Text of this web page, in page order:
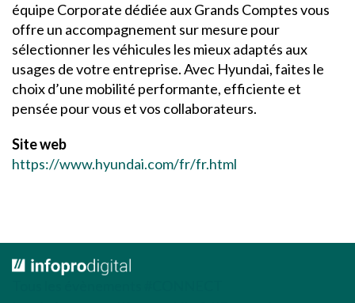
équipe Corporate dédiée aux Grands Comptes vous
offre un accompagnement sur mesure pour
sélectionner les véhicules les mieux adaptés aux
usages de votre entreprise. Avec Hyundai, faites le
choix d’une mobilité performante, efficiente et
pensée pour vous et vos collaborateurs.
Site web
https://www.hyundai.com/fr/fr.html